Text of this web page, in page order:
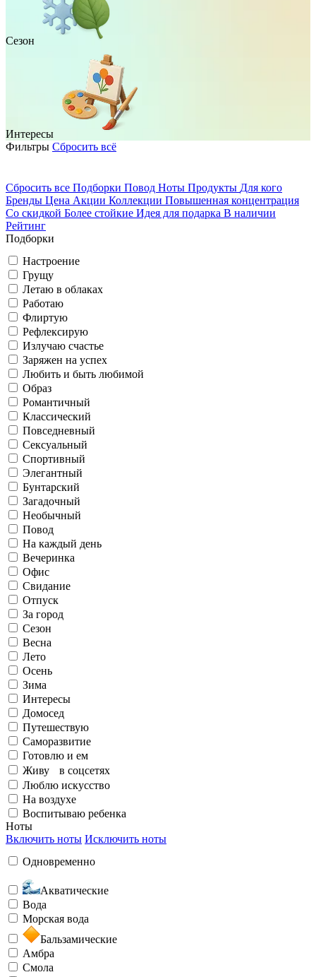
Сезон
Интересы
Грущу
Летаю в облаках
Работаю
Флиртую
Рефлексирую
Излучаю счастье
Заряжен на успех
Любить и быть любимой
Романтичный
Классический
Повседневный
Сексуальный
Спортивный
Элегантный
Бунтарский
Загадочный
Необычный
На каждый день
Вечеринка
Офис
Свидание
Отпуск
За город
Весна
Лето
Осень
Зима
Домосед
Путешествую
Саморазвитие
Готовлю и ем
Живу в соцсетях
Люблю искусство
На воздухе
Воспитываю ребенка
Фильтры Сбросить всё
Сбросить все Подборки Повод Ноты Продукты Для кого
Бренды Цена Акции Коллекции Повышенная концентрация
Со скидкой Более стойкие Идея для подарка В наличии
Рейтинг
Подборки
Настроение
Грущу
Летаю в облаках
Работаю
Флиртую
Рефлексирую
Излучаю счастье
Заряжен на успех
Любить и быть любимой
Образ
Романтичный
Классический
Повседневный
Сексуальный
Спортивный
Элегантный
Бунтарский
Загадочный
Необычный
Повод
На каждый день
Вечеринка
Офис
Свидание
Отпуск
За город
Сезон
Весна
Лето
Осень
Зима
Интересы
Домосед
Путешествую
Саморазвитие
Готовлю и ем
Живу в соцсетях
Люблю искусство
На воздухе
Воспитываю ребенка
Ноты
Включить ноты Исключить ноты
Одновременно
Акватические
Вода
Морская вода
Бальзамические
Амбра
Смола